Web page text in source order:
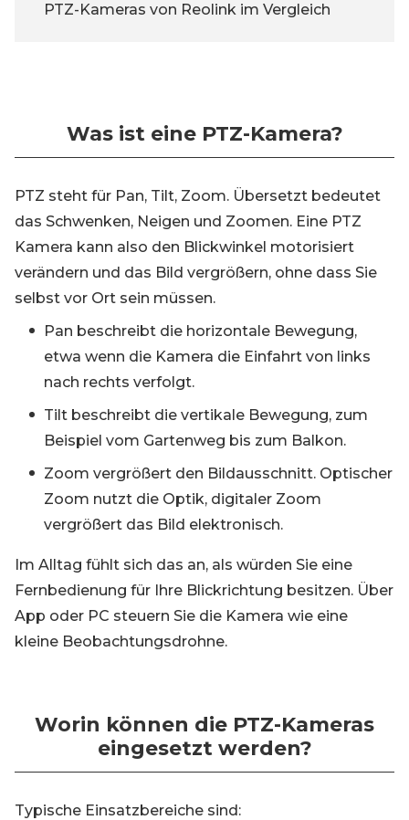
PTZ-Kameras von Reolink im Vergleich
Was ist eine PTZ-Kamera?
PTZ steht für Pan, Tilt, Zoom. Übersetzt bedeutet
das Schwenken, Neigen und Zoomen. Eine PTZ
Kamera kann also den Blickwinkel motorisiert
verändern und das Bild vergrößern, ohne dass Sie
selbst vor Ort sein müssen.
Pan beschreibt die horizontale Bewegung,
etwa wenn die Kamera die Einfahrt von links
nach rechts verfolgt.
Tilt beschreibt die vertikale Bewegung, zum
Beispiel vom Gartenweg bis zum Balkon.
Zoom vergrößert den Bildausschnitt. Optischer
Zoom nutzt die Optik, digitaler Zoom
vergrößert das Bild elektronisch.
Im Alltag fühlt sich das an, als würden Sie eine
Fernbedienung für Ihre Blickrichtung besitzen. Über
App oder PC steuern Sie die Kamera wie eine
kleine Beobachtungsdrohne.
Worin können die PTZ-Kameras
eingesetzt werden?
Typische Einsatzbereiche sind: